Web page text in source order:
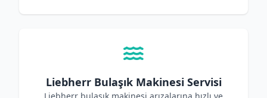
Liebherr Bulaşık Makinesi Servisi